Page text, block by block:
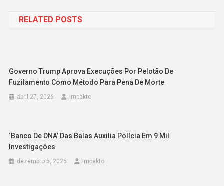
Post
RELATED POSTS
Governo Trump Aprova Execuções Por Pelotão De
Fuzilamento Como Método Para Pena De Morte
abril 27, 2026 Impakto
‘Banco De DNA’ Das Balas Auxilia Polícia Em 9 Mil
Investigações
dezembro 5, 2025 Impakto